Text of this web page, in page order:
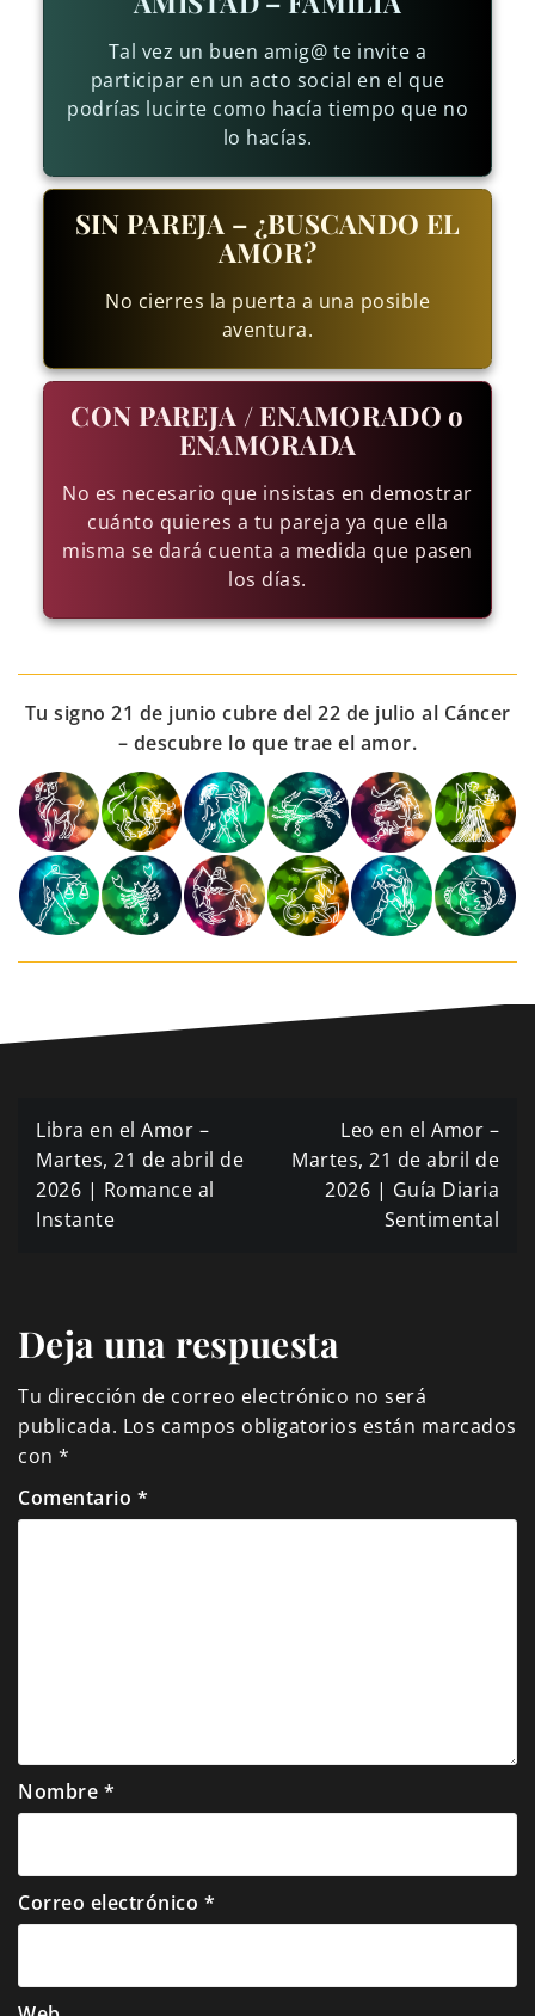
Tal vez un buen amig@ te invite a
participar en un acto social en el que
podrías lucirte como hacía tiempo que no
lo hacías.
SIN PAREJA – ¿BUSCANDO EL
AMOR?
No cierres la puerta a una posible
aventura.
CON PAREJA / ENAMORADO o
ENAMORADA
No es necesario que insistas en demostrar
cuánto quieres a tu pareja ya que ella
misma se dará cuenta a medida que pasen
los días.
Tu signo 21 de junio cubre del 22 de julio al Cáncer
– descubre lo que trae el amor.
Navegación
de
entradas
Libra en el Amor –
Martes, 21 de abril de
2026 | Romance al
Instante
Leo en el Amor –
Martes, 21 de abril de
2026 | Guía Diaria
Sentimental
Deja una respuesta
Tu dirección de correo electrónico no será
publicada. Los campos obligatorios están marcados
con *
Comentario *
Nombre *
Correo electrónico *